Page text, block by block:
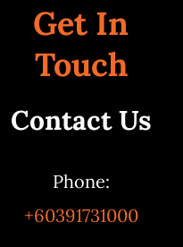
Get In
Touch
Contact Us
Phone:
+60391731000